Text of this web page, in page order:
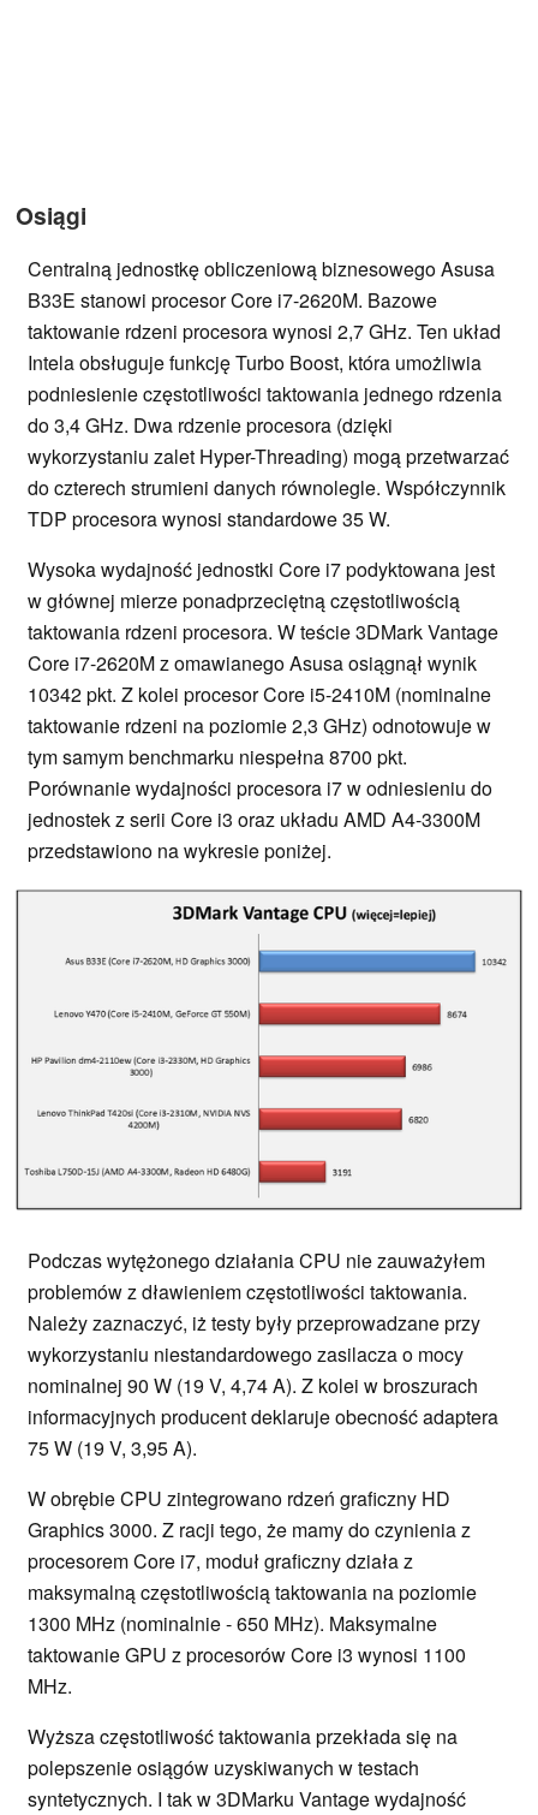
Osiągi
Centralną jednostkę obliczeniową biznesowego Asusa
B33E stanowi procesor Core i7-2620M. Bazowe
taktowanie rdzeni procesora wynosi 2,7 GHz. Ten układ
Intela obsługuje funkcję Turbo Boost, która umożliwia
podniesienie częstotliwości taktowania jednego rdzenia
do 3,4 GHz. Dwa rdzenie procesora (dzięki
wykorzystaniu zalet Hyper-Threading) mogą przetwarzać
do czterech strumieni danych równolegle. Współczynnik
TDP procesora wynosi standardowe 35 W.
Wysoka wydajność jednostki Core i7 podyktowana jest
w głównej mierze ponadprzeciętną częstotliwością
taktowania rdzeni procesora. W teście 3DMark Vantage
Core i7-2620M z omawianego Asusa osiągnął wynik
10342 pkt. Z kolei procesor Core i5-2410M (nominalne
taktowanie rdzeni na poziomie 2,3 GHz) odnotowuje w
tym samym benchmarku niespełna 8700 pkt.
Porównanie wydajności procesora i7 w odniesieniu do
jednostek z serii Core i3 oraz układu AMD A4-3300M
przedstawiono na wykresie poniżej.
Podczas wytężonego działania CPU nie zauważyłem
problemów z dławieniem częstotliwości taktowania.
Należy zaznaczyć, iż testy były przeprowadzane przy
wykorzystaniu niestandardowego zasilacza o mocy
nominalnej 90 W (19 V, 4,74 A). Z kolei w broszurach
informacyjnych producent deklaruje obecność adaptera
75 W (19 V, 3,95 A).
W obrębie CPU zintegrowano rdzeń graficzny HD
Graphics 3000. Z racji tego, że mamy do czynienia z
procesorem Core i7, moduł graficzny działa z
maksymalną częstotliwością taktowania na poziomie
1300 MHz (nominalnie - 650 MHz). Maksymalne
taktowanie GPU z procesorów Core i3 wynosi 1100
MHz.
Wyższa częstotliwość taktowania przekłada się na
polepszenie osiągów uzyskiwanych w testach
syntetycznych. I tak w 3DMarku Vantage wydajność